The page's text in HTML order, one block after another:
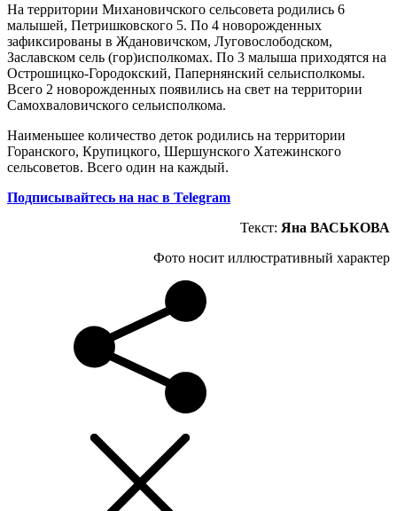
На территории Михановичского сельсовета родились 6
малышей, Петришковского 5. По 4 новорожденных
зафиксированы в Ждановичском, Луговослободском,
Заславском сель (гор)исполкомах. По 3 малыша приходятся на
Острошицко-Городокский, Папернянский сельисполкомы.
Всего 2 новорожденных появились на свет на территории
Самохваловичского сельисполкома.
Наименьшее количество деток родились на территории
Горанского, Крупицкого, Шершунского Хатежинского
сельсоветов. Всего один на каждый.
Подписывайтесь на нас в Telegram
Текст: Яна ВАСЬКОВА
Фото носит иллюстративный характер